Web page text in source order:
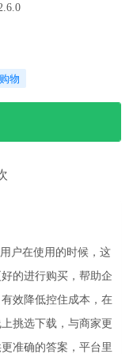
购物
户在使用的时候，这
的进行购买，帮助企
效降低控住成本，在
挑选下载，与商家更
准确的答案，平台里